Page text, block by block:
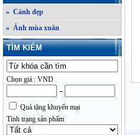
» Cảnh đẹp
» Ảnh mùa xuân
TÌM KIẾM
Chọn giá : VND
-
Quà tặng khuyến mại
Tình trạng sản phẩm